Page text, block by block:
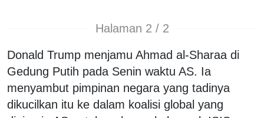
Halaman 2 / 2
Donald Trump menjamu Ahmad al-Sharaa di
Gedung Putih pada Senin waktu AS. Ia
menyambut pimpinan negara yang tadinya
dikucilkan itu ke dalam koalisi global yang